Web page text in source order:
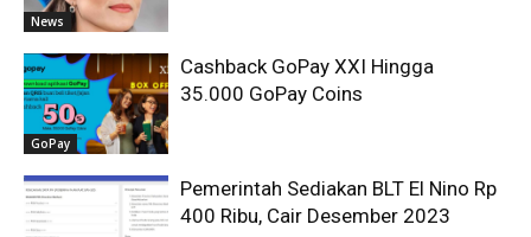
News
GoPay
Cashback GoPay XXI Hingga
35.000 GoPay Coins
Pemerintah Sediakan BLT El Nino Rp
400 Ribu, Cair Desember 2023